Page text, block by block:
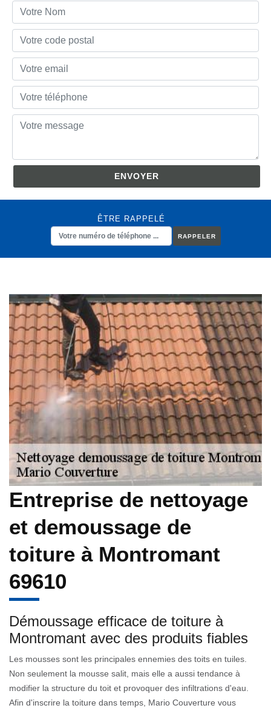
ÊTRE RAPPELÉ
Entreprise de nettoyage
et demoussage de
toiture à Montromant
69610
Démoussage efficace de toiture à
Montromant avec des produits fiables
Les mousses sont les principales ennemies des toits en tuiles.
Non seulement la mousse salit, mais elle a aussi tendance à
modifier la structure du toit et provoquer des infiltrations d'eau.
Afin d'inscrire la toiture dans temps, Mario Couverture vous